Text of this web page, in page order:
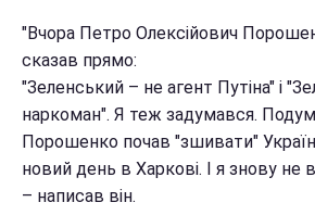
"Вчора Петро Олексійович
сказав прямо:
"Зеленський – не агент Путіна" і
наркоман". Я теж задумався.
Порошенко почав "зшивати"
новий день в Харкові. І я знову не
– написав він.